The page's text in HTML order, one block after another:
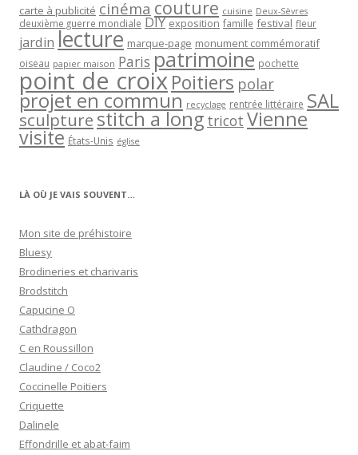
carte à publicité cinéma couture cuisine Deux-Sèvres
deuxième guerre mondiale DIY exposition famille festival fleur
jardin lecture marque-page monument commémoratif
oiseau papier maison Paris patrimoine pochette
point de croixPoitiers polar
projet en commun recyclage rentrée littéraire SAL
sculpturestitch a long tricot Vienne
visite États-Unis église
LÀ OÙ JE VAIS SOUVENT…
Mon site de préhistoire
Bluesy
Brodineries et charivaris
Brodstitch
Capucine O
Cathdragon
C en Roussillon
Claudine / Coco2
Coccinelle Poitiers
Criquette
Dalinele
Effondrille et abat-faim